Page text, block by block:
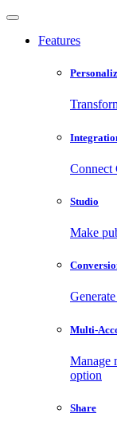
Features
Connect
Studio
Make
Multi-
Manage
option
Share